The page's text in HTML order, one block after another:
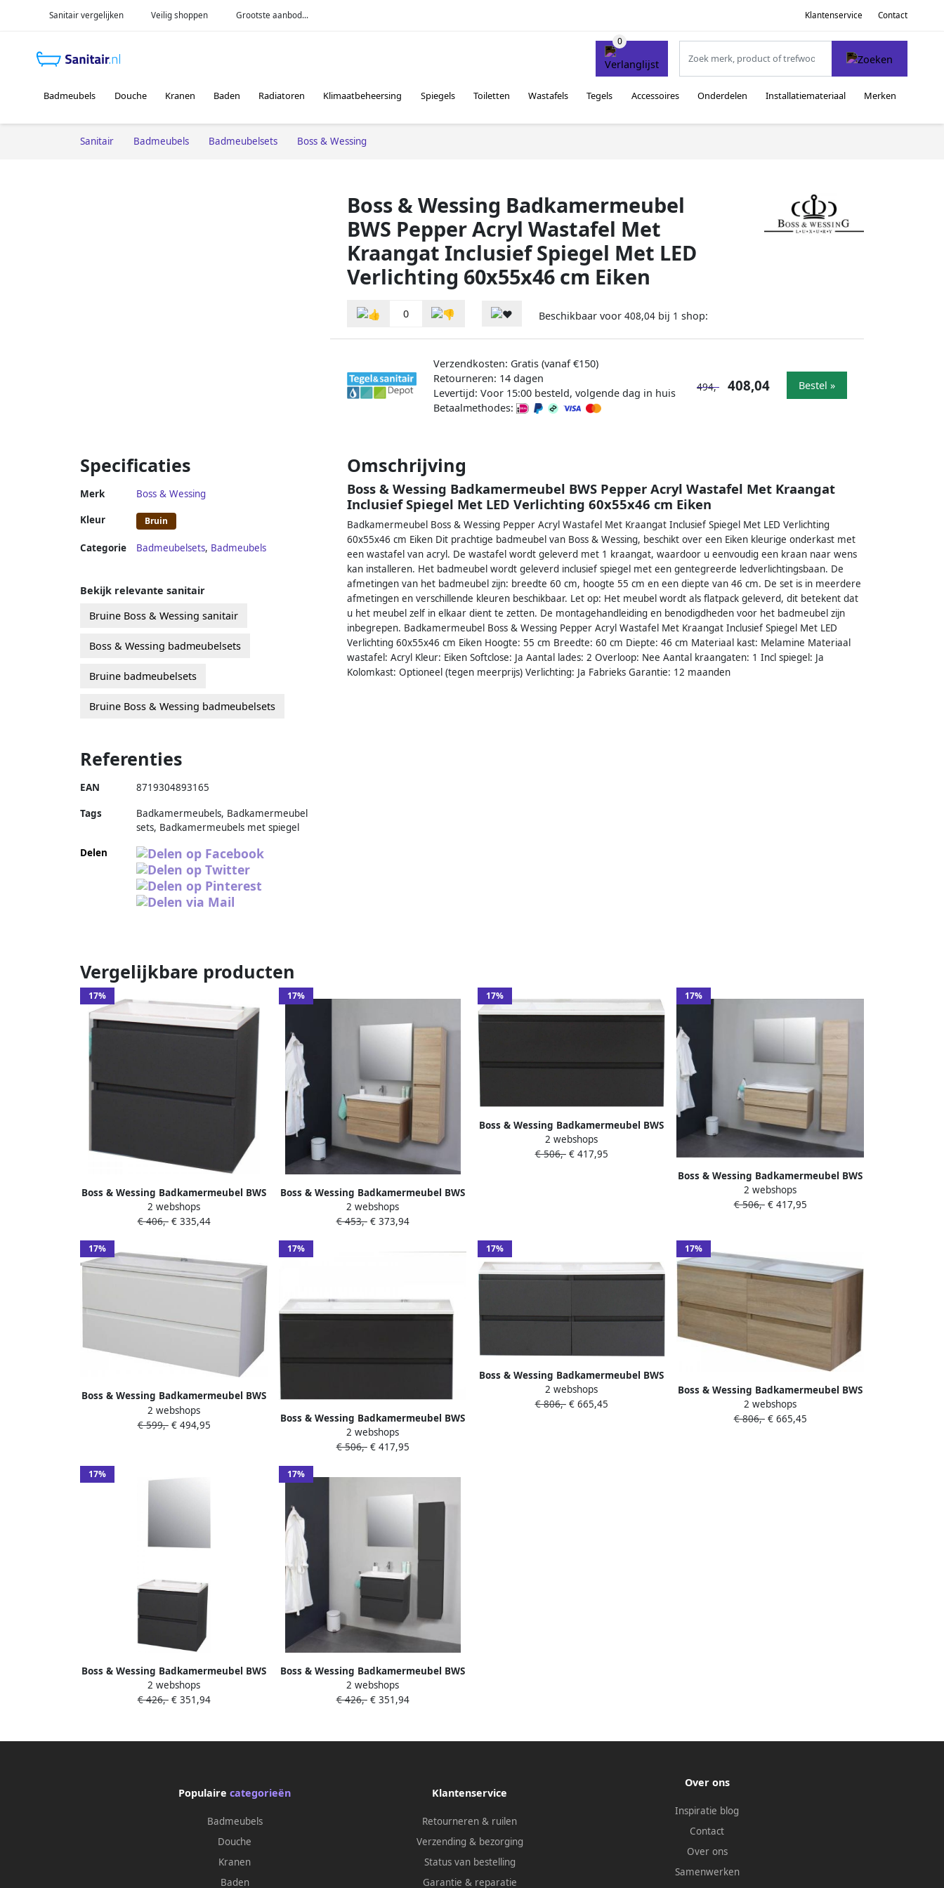
Sanitair vergelijken Veilig shoppen Grootste aanbod... Klantenservice Contact
Badmeubels Douche Kranen Baden Radiatoren Klimaatbeheersing Spiegels Toiletten Wastafels Tegels Accessoires Onderdelen Installatiemateriaal Merken
Sanitair Badmeubels Badmeubelsets Boss & Wessing
Boss & Wessing Badkamermeubel
BWS Pepper Acryl Wastafel Met
Kraangat Inclusief Spiegel Met LED
Verlichting 60x55x46 cm Eiken
0 Beschikbaar voor 408,04 bij 1 shop:
Verzendkosten: Gratis (vanaf €150)
Retourneren: 14 dagen
Levertijd: Voor 15:00 besteld, volgende dag in huis
Betaalmethodes:
494,- 408,04 Bestel »
Specificaties
Merk Boss & Wessing
Kleur Bruin
Categorie Badmeubelsets, Badmeubels
Omschrijving
Boss & Wessing Badkamermeubel BWS Pepper Acryl Wastafel Met Kraangat
Inclusief Spiegel Met LED Verlichting 60x55x46 cm Eiken
Badkamermeubel Boss & Wessing Pepper Acryl Wastafel Met Kraangat Inclusief Spiegel Met LED Verlichting
60x55x46 cm Eiken Dit prachtige badmeubel van Boss & Wessing, beschikt over een Eiken kleurige onderkast met
een wastafel van acryl. De wastafel wordt geleverd met 1 kraangat, waardoor u eenvoudig een kraan naar wens
kan installeren. Het badmeubel wordt geleverd inclusief spiegel met een gentegreerde ledverlichtingsbaan. De
afmetingen van het badmeubel zijn: breedte 60 cm, hoogte 55 cm en een diepte van 46 cm. De set is in meerdere
afmetingen en verschillende kleuren beschikbaar. Let op: Het meubel wordt als flatpack geleverd, dit betekent dat
u het meubel zelf in elkaar dient te zetten. De montagehandleiding en benodigdheden voor het badmeubel zijn
inbegrepen. Badkamermeubel Boss & Wessing Pepper Acryl Wastafel Met Kraangat Inclusief Spiegel Met LED
Verlichting 60x55x46 cm Eiken Hoogte: 55 cm Breedte: 60 cm Diepte: 46 cm Materiaal kast: Melamine Materiaal
wastafel: Acryl Kleur: Eiken Softclose: Ja Aantal lades: 2 Overloop: Nee Aantal kraangaten: 1 Incl spiegel: Ja
Kolomkast: Optioneel (tegen meerprijs) Verlichting: Ja Fabrieks Garantie: 12 maanden
Bekijk relevante sanitair
Bruine Boss & Wessing sanitair
Boss & Wessing badmeubelsets
Bruine badmeubelsets
Bruine Boss & Wessing badmeubelsets
Referenties
EAN 8719304893165
Tags
Badkamermeubels, Badkamermeubel
sets, Badkamermeubels met spiegel
Delen
Vergelijkbare producten
17%
Boss & Wessing Badkamermeubel BWS
Pepper Acryl Wastafel Zonder
Kraangat 60x55x46 cm Antraciet
2 webshops
€ 406,-€ 335,44
17%
Boss & Wessing Badkamermeubel BWS
Pepper Acryl Wastafel Met Kraangat
80x55x46 cm Eiken
2 webshops
€ 453,-€ 373,94
17%
Boss & Wessing Badkamermeubel BWS
Pepper Acryl Wastafel Zonder
Kraangat 100x55x46 cm Antraciet
2 webshops
€ 506,-€ 417,95
17%
Boss & Wessing Badkamermeubel BWS
Pepper Acryl Wastafel Met Kraangat
100x55x46 cm Eiken
2 webshops
€ 506,-€ 417,95
17%
Boss & Wessing Badkamermeubel BWS
Pepper Acryl Wastafel Met Kraangat
100x55x46 cm Wit
2 webshops
€ 599,-€ 494,95
17%
Boss & Wessing Badkamermeubel BWS
Pepper Acryl Wastafel Twee
Kraangaten 100x55x46 cm Antraciet
2 webshops
€ 506,-€ 417,95
17%
Boss & Wessing Badkamermeubel BWS
Pepper Acryl Wastafel Zonder
Kraangat 120x55x46 cm Antraciet
2 webshops
€ 806,-€ 665,45
17%
Boss & Wessing Badkamermeubel BWS
Pepper Acryl Wastafel Zonder
Kraangat 120x55x46 cm Eiken
2 webshops
€ 806,-€ 665,45
17%
Boss & Wessing Badkamermeubel BWS
Pepper Acryl Wastafel Zonder
Kraangat Inclusief Spiegel 60x55x46
2 webshops
€ 426,-€ 351,94
17%
Boss & Wessing Badkamermeubel BWS
Pepper Acryl Wastafel Met Kraangat
Inclusief Spiegel 60x55x46 cm
2 webshops
€ 426,-€ 351,94
Populaire categorieën
Badmeubels
Douche
Kranen
Baden
Klantenservice
Retourneren & ruilen
Verzending & bezorging
Status van bestelling
Garantie & reparatie
Over ons
Inspiratie blog
Contact
Over ons
Samenwerken